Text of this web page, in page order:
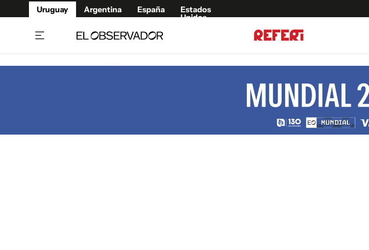
Uruguay Argentina España
Estados
Unidos
Fútbol internacional
Polideportivo